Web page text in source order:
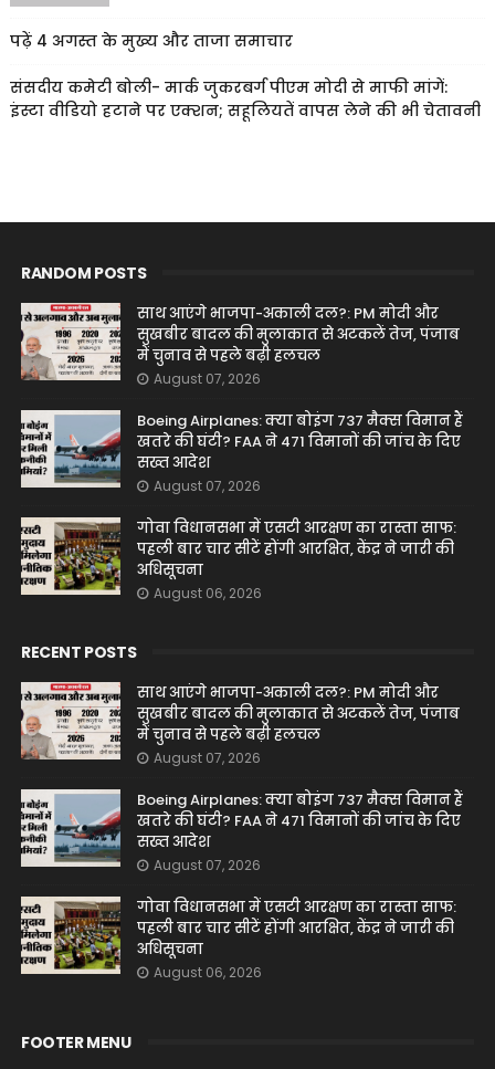
पढ़ें 4 अगस्त के मुख्य और ताजा समाचार
संसदीय कमेटी बोली- मार्क जुकरबर्ग पीएम मोदी से माफी मांगें:
इंस्टा वीडियो हटाने पर एक्शन; सहूलियतें वापस लेने की भी चेतावनी
RANDOM POSTS
साथ आएंगे भाजपा-अकाली दल?: PM मोदी और
सुखबीर बादल की मुलाकात से अटकलें तेज, पंजाब
में चुनाव से पहले बढ़ी हलचल
August 07, 2026
Boeing Airplanes: क्या बोइंग 737 मैक्स विमान हैं
खतरे की घंटी? FAA ने 471 विमानों की जांच के दिए
सख्त आदेश
August 07, 2026
गोवा विधानसभा में एसटी आरक्षण का रास्ता साफ:
पहली बार चार सीटें होंगी आरक्षित, केंद्र ने जारी की
अधिसूचना
August 06, 2026
RECENT POSTS
साथ आएंगे भाजपा-अकाली दल?: PM मोदी और
सुखबीर बादल की मुलाकात से अटकलें तेज, पंजाब
में चुनाव से पहले बढ़ी हलचल
August 07, 2026
Boeing Airplanes: क्या बोइंग 737 मैक्स विमान हैं
खतरे की घंटी? FAA ने 471 विमानों की जांच के दिए
सख्त आदेश
August 07, 2026
गोवा विधानसभा में एसटी आरक्षण का रास्ता साफ:
पहली बार चार सीटें होंगी आरक्षित, केंद्र ने जारी की
अधिसूचना
August 06, 2026
FOOTER MENU